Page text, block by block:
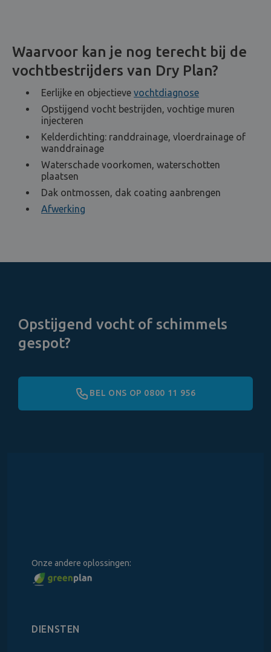
Waarvoor kan je nog terecht bij de
vochtbestrijders van Dry Plan?
Eerlijke en objectieve vochtdiagnose
Opstijgend vocht bestrijden, vochtige muren
injecteren
Kelderdichting: randdrainage, vloerdrainage of
wanddrainage
Waterschade voorkomen, waterschotten
plaatsen
Dak ontmossen, dak coating aanbrengen
Afwerking
Opstijgend vocht of schimmels
gespot?
BEL ONS OP 0800 11 956
Onze andere oplossingen:
DIENSTEN